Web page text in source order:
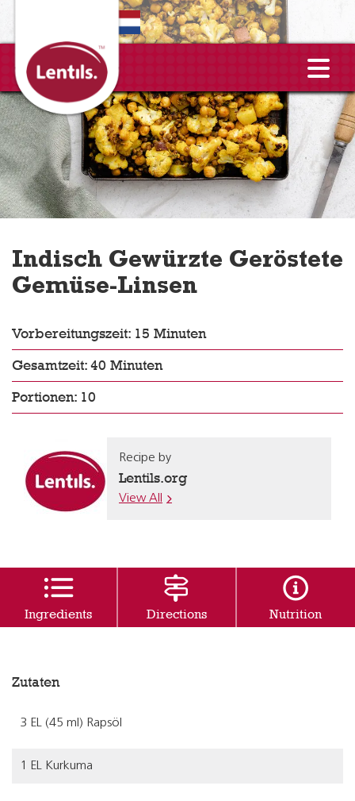
Indisch Gewürzte Geröstete
Gemüse-Linsen
Vorbereitungszeit: 15 Minuten
Gesamtzeit: 40 Minuten
Portionen: 10
Recipe by
Lentils.org
View All
Ingredients Directions Nutrition
Zutaten
3 EL (45 ml) Rapsöl
1 EL Kurkuma